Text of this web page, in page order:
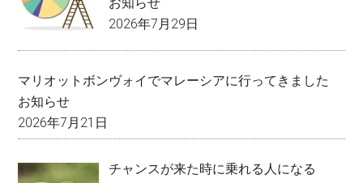
2026年7月29日
マリオットボンヴォイでマレーシアに行ってきました
お知らせ
2026年7月21日
チャンスが来た時に乗れる人になる